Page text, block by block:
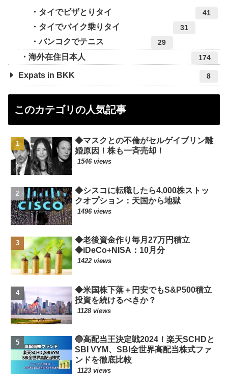
タイでビザとりタイ 41
タイでバイク乗りタイ 31
バンコクでテニス 29
海外在住日本人 174
Expats in BKK 8
このカテゴリの人気記事
◆マスクとの不倫がセルゲイブリン離
婚原因！株も一斉売却！
1546 views
◆シスコに転職したら4,000株ストッ
クオプション：天国から地獄
1496 views
◆老後資金作り毎月27万円積立
◆iDeCo+NISA：10月分
1422 views
◆米国株下落＋円安でもS&P500積立
投資を続けるべきか？
1128 views
🔵高配当王決定戦2024！楽天SCHDと
SBI VYM、SBI全世界高配当株式ファ
ンドを徹底比較
1123 views